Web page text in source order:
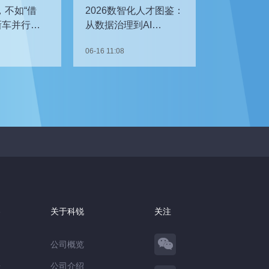
不如“借
并行开
2026数智化人才图鉴：
从数据治理到AI
06-16 11:08
关于科锐
公司概览
公司介绍
关注